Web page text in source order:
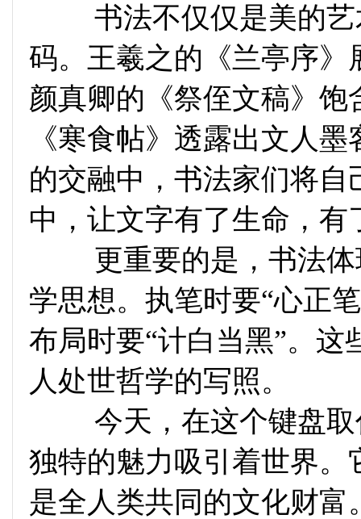
书法不仅仅是美的艺
码。王羲之的《兰亭序
颜真卿的《祭侄文稿》
《寒食帖》透露出文人
的交融中，书法家们将
中，让文字有了生命，有
更重要的是 ，书法
学思想。执笔时要“心正
布局时要“计白当黑”。
人处世哲学的写照。
今天，在这个键盘取
独特的魅力吸引着世界
是全人类共同的文化财